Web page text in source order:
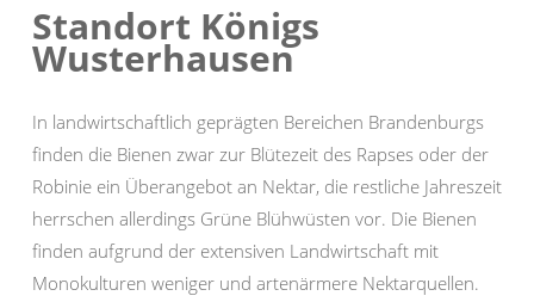
Standort Königs
Wusterhausen
In landwirtschaftlich geprägten Bereichen Brandenburgs
finden die Bienen zwar zur Blütezeit des Rapses oder der
Robinie ein Überangebot an Nektar, die restliche Jahreszeit
herrschen allerdings Grüne Blühwüsten vor. Die Bienen
finden aufgrund der extensiven Landwirtschaft mit
Monokulturen weniger und artenärmere Nektarquellen.